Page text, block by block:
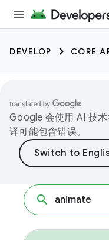
DEVELOP CORE
Google 会使用 AI 技
译可能包含错误。